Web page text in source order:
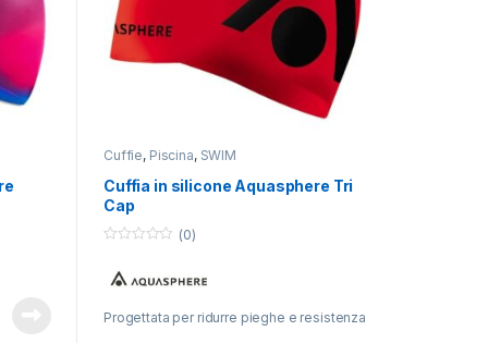
Cuffie, Piscina, SWIM
Cuffia in silicone Aquasphere Tri
Cap
f
(0)
Progettata per ridurre pieghe e resistenza